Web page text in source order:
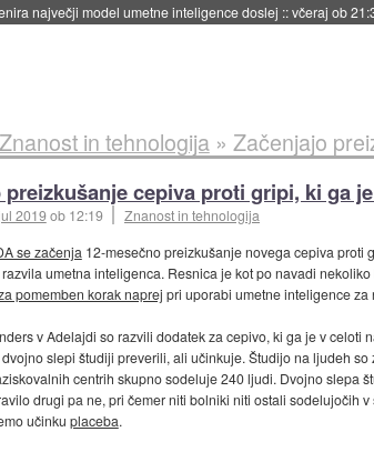
začele streči oglase za agente umetne inteligence::včeraj
Znanost in tehnologija» Začenjajo
preizkušanje cepiva proti gripi, ki ga
2019ob 12:19
Znanost in tehnologija
se začenja 12-mesečno preizkušanje novega cepiva proti
umetna inteligenca. Resnica je kot po navadi
pomemben korak naprej pri uporabi umetne inteligence
v Adelajdi so razvili dodatek za cepivo, ki ga je v celoti
slepi študiji preverili, ali učinkuje. Študijo na ljudeh
centrih skupno sodeluje 240 ljudi. Dvojno slepa
drugi pa ne, pri čemer niti bolniki niti ostali sodelujočih
učinku placeba.